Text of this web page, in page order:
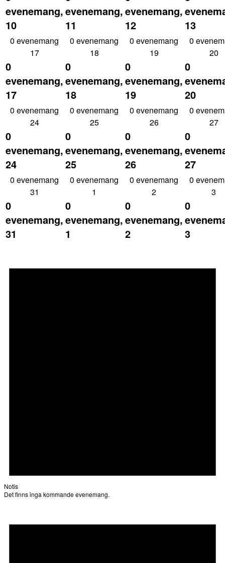
evenemang,
10
evenemang,
11
evenemang,
12
13
0 evenemang
17
0
evenemang,
17
0 evenemang
18
0
evenemang,
18
0 evenemang
19
0
evenemang,
19
0
20
0
20
0 evenemang
24
0
evenemang,
24
0 evenemang
25
0
evenemang,
25
0 evenemang
26
0
evenemang,
26
0
27
0
27
0 evenemang
31
0
evenemang,
31
0 evenemang
1
0
evenemang,
1
0 evenemang
2
0
evenemang,
2
0
3
0
3
Notis
Det finns inga kommande evenemang.